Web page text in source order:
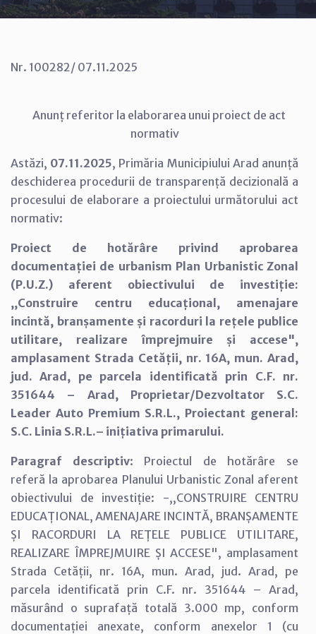
Nr. 100282/ 07.11.2025
Anunț referitor la elaborarea unui proiect de act
normativ
Astăzi, 07.11.2025, Primăria Municipiului Arad anunță
deschiderea procedurii de transparență decizională a
procesului de elaborare a proiectului următorului act
normativ:
Proiect de hotărâre privind aprobarea
documentației de urbanism Plan Urbanistic Zonal
(P.U.Z.) aferent obiectivului de investiție:
,,Construire centru educațional, amenajare
incintă, branșamente și racorduri la rețele publice
utilitare, realizare împrejmuire și accese",
amplasament Strada Cetății, nr. 16A, mun. Arad,
jud. Arad, pe parcela identificată prin C.F. nr.
351644 – Arad, Proprietar/Dezvoltator S.C.
Leader Auto Premium S.R.L., Proiectant general:
S.C. Linia S.R.L.– inițiativa primarului.
Paragraf descriptiv: Proiectul de hotărâre se
referă la aprobarea Planului Urbanistic Zonal aferent
obiectivului de investiție: -,,CONSTRUIRE CENTRU
EDUCAȚIONAL, AMENAJARE INCINTĂ, BRANȘAMENTE
ȘI RACORDURI LA REȚELE PUBLICE UTILITARE,
REALIZARE ÎMPREJMUIRE ȘI ACCESE", amplasament
Strada Cetății, nr. 16A, mun. Arad, jud. Arad, pe
parcela identificată prin C.F. nr. 351644 – Arad,
măsurând o suprafață totală 3.000 mp, conform
documentației anexate, conform anexelor 1 (cu